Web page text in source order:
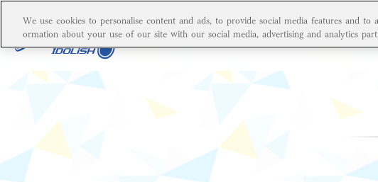
NEWS STREAMING STORY
We use cookies to personalise content and ads, to provide social media features and to
ormation about your use of our site with our social media, advertising and analytics